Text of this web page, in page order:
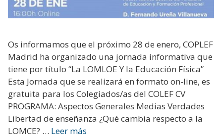
Os informamos que el próximo 28 de enero, COPLEF
Madrid ha organizado una jornada informativa que
tiene por título “La LOMLOE Y la Educación Física”
Esta Jornada que se realizará en formato on-line, es
gratuita para los Colegiados/as del COLEF CV
PROGRAMA: Aspectos Generales Medias Verdades
Libertad de enseñanza ¿Qué cambia respecto a la
LOMCE? … Leer más